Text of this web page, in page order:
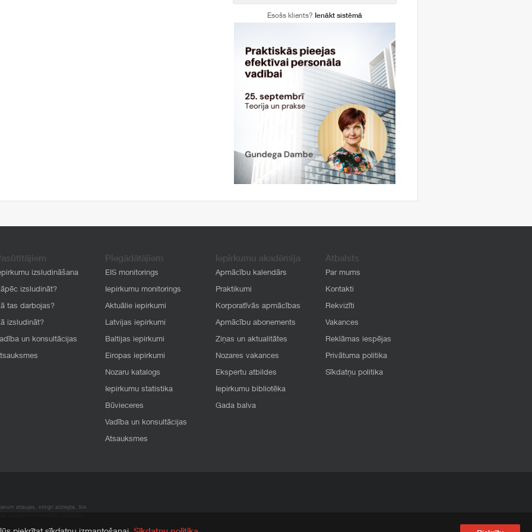
Esošs klients? Ienākt sistēmā
izsludināšana
izsludināt?
tas darbojas?
izsludināt?
un konsultācijas
Piegādātājiem
EIS monitorings
Iepirkumu monitorings
Aktuālie iepirkumi
Latvijas iepirkumi
Baltijas iepirkumi
Eiropas iepirkumi
Nozaru katalogs
Iepirkumu statistika
Būvieceres
Vadība un konsultācijas
Atsauksmes
Iepirkumu akadēmija
Apmācību kalendārs
Praktikumi
Korporatīvās apmācības
Apmācību abonements
Ziņas un aktualitātes
Nozares vakances
Ekspertu atbildes
Iepirkumu bibliotēka
Gada balva
Atbalsts
Par mums
Kontakti
Rekvizīti
Vakances
Reklāmas iespējas
Privātuma politika
Sīkdatņu politika
atļaujas, stingri aizliegta. SIA